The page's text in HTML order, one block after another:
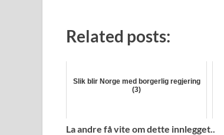
Related posts:
Slik blir Norge med borgerlig regjering
(3)
La andre få vite om dette innlegget..